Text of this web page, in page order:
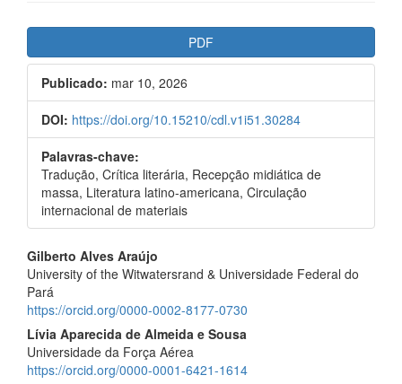
PDF
Publicado: mar 10, 2026
DOI: https://doi.org/10.15210/cdl.v1i51.30284
Palavras-chave:
Tradução, Crítica literária, Recepção midiática de
massa, Literatura latino-americana, Circulação
internacional de materiais
Gilberto Alves Araújo
University of the Witwatersrand & Universidade Federal do
Pará
https://orcid.org/0000-0002-8177-0730
Lívia Aparecida de Almeida e Sousa
Universidade da Força Aérea
https://orcid.org/0000-0001-6421-1614